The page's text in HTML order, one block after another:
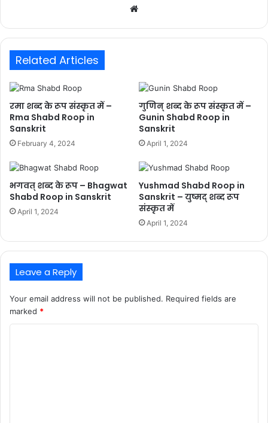
Related Articles
रमा शब्द के रूप संस्कृत में –
Rma Shabd Roop in
Sanskrit
February 4, 2024
गुणिन् शब्द के रूप संस्कृत में –
Gunin Shabd Roop in
Sanskrit
April 1, 2024
भगवत् शब्द के रूप – Bhagwat
Shabd Roop in Sanskrit
April 1, 2024
Yushmad Shabd Roop in
Sanskrit – युष्मद् शब्द रूप
संस्कृत में
April 1, 2024
Leave a Reply
Your email address will not be published. Required fields are
marked *